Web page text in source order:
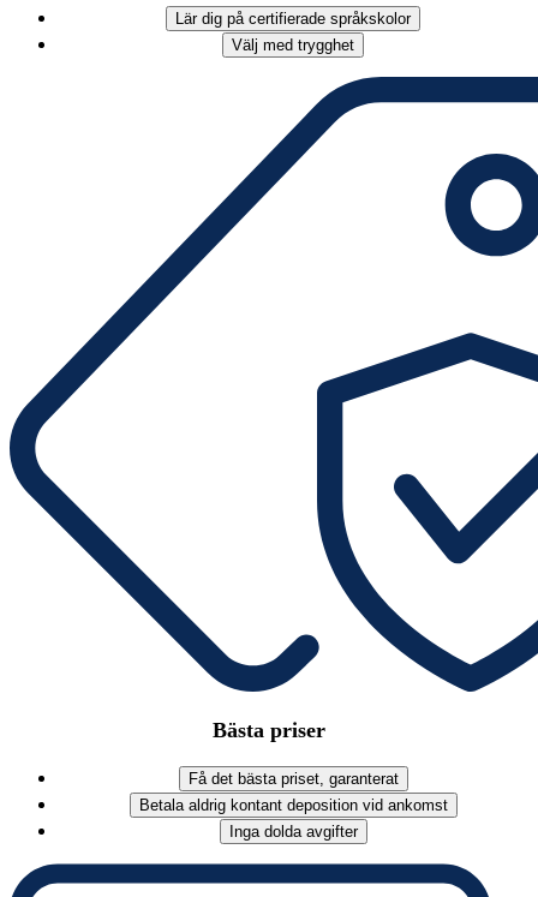
Lär dig på certifierade språkskolor
Välj med trygghet
Bästa priser
Få det bästa priset, garanterat
Betala aldrig kontant deposition vid ankomst
Inga dolda avgifter